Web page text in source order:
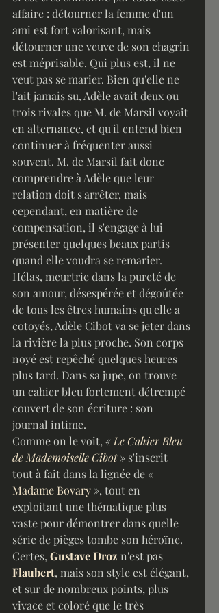
affaire : détourner la femme d'un
ami est fort valorisant, mais
détourner une veuve de son chagrin
est méprisable. Qui plus est, il ne
veut pas se marier. Bien qu'elle ne
l'ait jamais su, Adèle avait deux ou
trois rivales que M. de Marsil voyait
en alternance, et qu'il entend bien
continuer à fréquenter aussi
souvent. M. de Marsil fait donc
comprendre à Adèle que leur
relation doit s'arrêter, mais
cependant, en matière de
compensation, il s'engage à lui
présenter quelques beaux partis
quand elle voudra se remarier.
Hélas, meurtrie dans la pureté de
son amour, désespérée et dégoûtée
de tous les êtres humains qu'elle a
cotoyés, Adèle Cibot va se jeter dans
la rivière la plus proche. Son corps
noyé est repêché quelques heures
plus tard. Dans sa jupe, on trouve
un cahier bleu fortement détrempé
couvert de son écriture : son
journal intime.
Comme on le voit, « Le Cahier Bleu
de Mademoiselle Cibot » s'inscrit
tout à fait dans la lignée de «
Madame Bovary », tout en
exploitant une thématique plus
vaste pour démontrer dans quelle
série de pièges tombe son héroïne.
Certes, Gustave Droz n'est pas
Flaubert, mais son style est élégant,
et sur de nombreux points, plus
vivace et coloré que le très